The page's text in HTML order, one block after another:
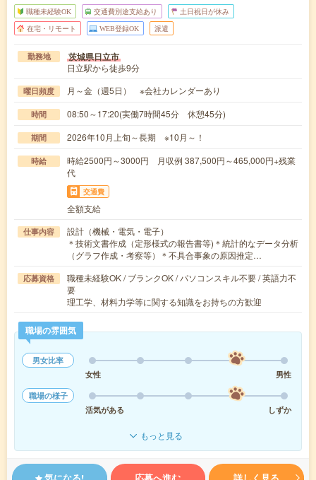
職種未経験OK 交通費別途支給あり 土日祝日が休み
在宅・リモート WEB登録OK 派遣
勤務地 茨城県日立市
日立駅から徒歩9分
曜日頻度 月～金（週5日） ※会社カレンダーあり
時間 08:50～17:20(実働7時間45分 休憩45分)
期間 2026年10月上旬～長期 ※10月～！
時給
時給2500円～3000円 月収例 387,500円～465,000円+残業
代
交通費
全額支給
仕事内容
設計（機械・電気・電子）
＊技術文書作成（定形様式の報告書等)＊統計的なデータ分析
（グラフ作成・考察等）＊不具合事象の原因推定…
応募資格
職種未経験OK / ブランクOK / パソコンスキル不要 / 英語力不
要
理工学、材料力学等に関する知識をお持ちの方歓迎
職場の雰囲気
男女比率
女性
男性
職場の様子
活気がある
しずか
もっと見る